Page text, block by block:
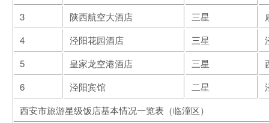
3
陕西航空大酒店 三星
4
泾阳花园酒店 三星
5
皇家龙空港酒店 三星
6
泾阳宾馆 二星
西安市旅游星级饭店基本情况一览表（临潼区）